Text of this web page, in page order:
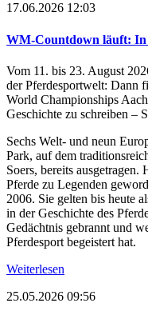
17.06.2026 12:03
WM-Countdown läuft: In
Vom 11. bis 23. August
der Pferdesportwelt: Dann
World Championships
Geschichte zu schreiben –
Sechs Welt- und neun
Park, auf dem
Soers, bereits
Pferde zu Legenden
2006. Sie gelten bis heute
in der Geschichte des
Gedächtnis gebrannt und
Pferdesport begeistert hat.
Weiterlesen
25.05.2026 09:56